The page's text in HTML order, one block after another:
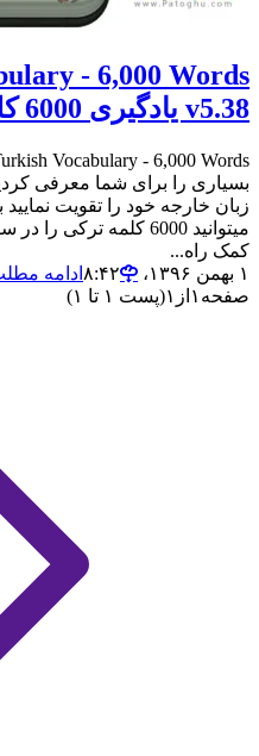
- 6,000 Words
v5.38 یادگیری 6000 کلمه ترکی برای اندروید
بسیاری را برای شما معرفی
زبان خارجه خود را تقویت
میتوانید 6000 کلمه
کمک راه...
۱ بهمن ۱۳۹۶،‏ ۸:۴۲
ادامه
صفحه ۱ از ۱(پست ۱ تا ۱)